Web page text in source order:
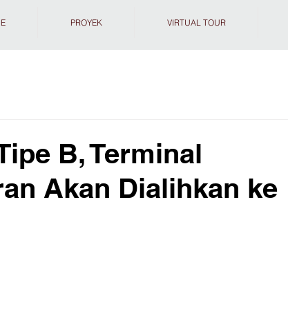
PROYEK VIRTUAL TOUR
B, Terminal
Akan Dialihkan ke